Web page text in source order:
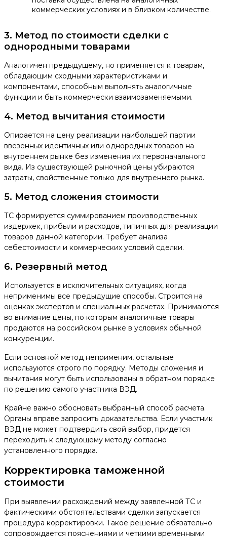
коммерческих условиях и в близком количестве.
3. Метод по стоимости сделки с
однородными товарами
Аналогичен предыдущему, но применяется к товарам,
обладающим сходными характеристиками и
компонентами, способным выполнять аналогичные
функции и быть коммерчески взаимозаменяемыми.
4. Метод вычитания стоимости
Опирается на цену реализации наибольшей партии
ввезенных идентичных или однородных товаров на
внутреннем рынке без изменения их первоначального
вида. Из существующей рыночной цены убираются
затраты, свойственные только для внутреннего рынка.
5. Метод сложения стоимости
ТС формируется суммированием производственных
издержек, прибыли и расходов, типичных для реализации
товаров данной категории. Требует анализа
себестоимости и коммерческих условий сделки.
6. Резервный метод
Используется в исключительных ситуациях, когда
неприменимы все предыдущие способы. Строится на
оценках экспертов и специальных расчетах. Принимаются
во внимание цены, по которым аналогичные товары
продаются на российском рынке в условиях обычной
конкуренции.
Если основной метод неприменим, остальные
используются строго по порядку. Методы сложения и
вычитания могут быть использованы в обратном порядке
по решению самого участника ВЭД.
Крайне важно обосновать выбранный способ расчета.
Органы вправе запросить доказательства. Если участник
ВЭД не может подтвердить свой выбор, придется
переходить к следующему методу согласно
установленного порядка.
Корректировка таможенной
стоимости
При выявлении расхождений между заявленной ТС и
фактическими обстоятельствами сделки запускается
процедура корректировки. Такое решение обязательно
сопровождается пояснениями и четкими временными